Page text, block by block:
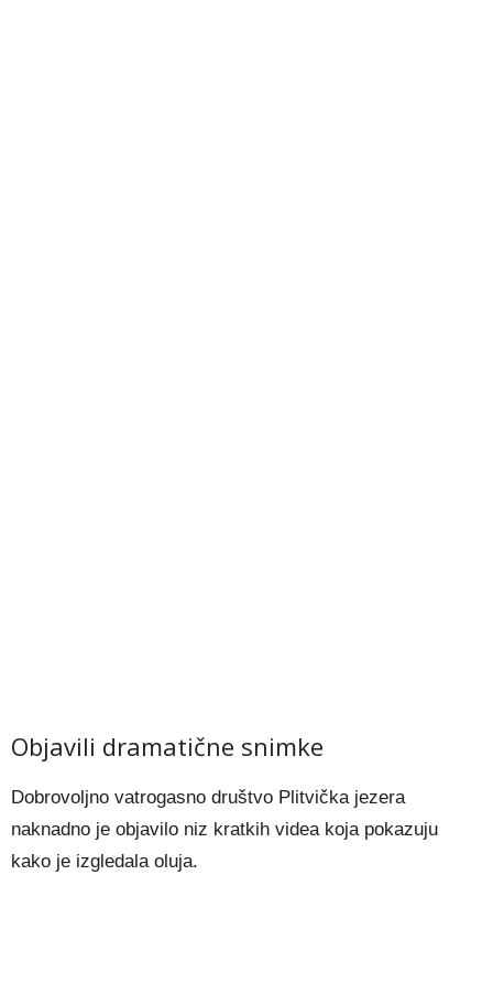
Objavili dramatične snimke
Dobrovoljno vatrogasno društvo Plitvička jezera
naknadno je objavilo niz kratkih videa koja pokazuju
kako je izgledala oluja.